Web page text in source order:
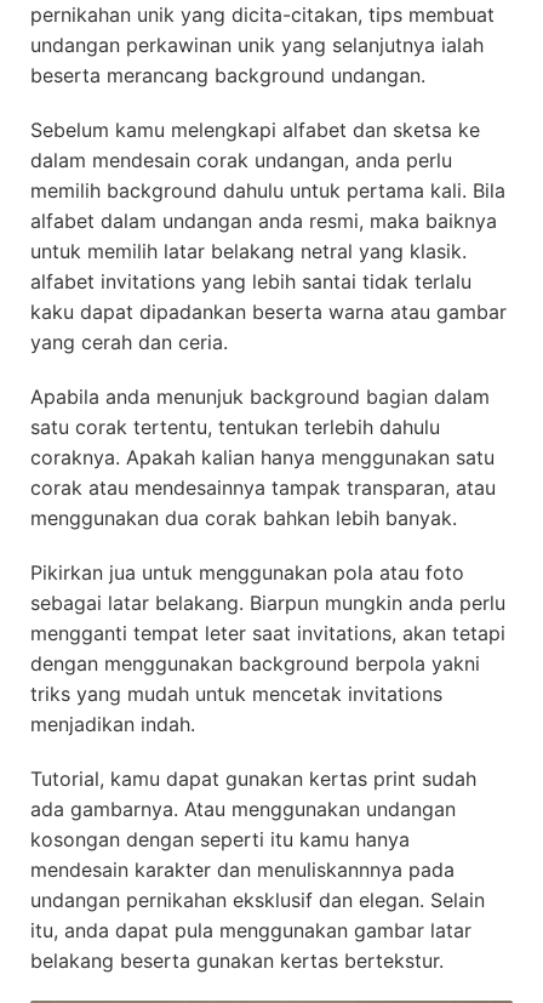
pernikahan unik yang dicita-citakan, tips membuat
undangan perkawinan unik yang selanjutnya ialah
beserta merancang background undangan.
Sebelum kamu melengkapi alfabet dan sketsa ke
dalam mendesain corak undangan, anda perlu
memilih background dahulu untuk pertama kali. Bila
alfabet dalam undangan anda resmi, maka baiknya
untuk memilih latar belakang netral yang klasik.
alfabet invitations yang lebih santai tidak terlalu
kaku dapat dipadankan beserta warna atau gambar
yang cerah dan ceria.
Apabila anda menunjuk background bagian dalam
satu corak tertentu, tentukan terlebih dahulu
coraknya. Apakah kalian hanya menggunakan satu
corak atau mendesainnya tampak transparan, atau
menggunakan dua corak bahkan lebih banyak.
Pikirkan jua untuk menggunakan pola atau foto
sebagai latar belakang. Biarpun mungkin anda perlu
mengganti tempat leter saat invitations, akan tetapi
dengan menggunakan background berpola yakni
triks yang mudah untuk mencetak invitations
menjadikan indah.
Tutorial, kamu dapat gunakan kertas print sudah
ada gambarnya. Atau menggunakan undangan
kosongan dengan seperti itu kamu hanya
mendesain karakter dan menuliskannnya pada
undangan pernikahan eksklusif dan elegan. Selain
itu, anda dapat pula menggunakan gambar latar
belakang beserta gunakan kertas bertekstur.